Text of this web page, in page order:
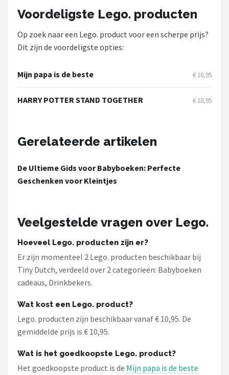
Stokke
Done by Deer
Funnies.
Voordeligste Lego. producten
Op zoek naar een Lego. product voor een scherpe prijs?
Dit zijn de voordeligste opties:
Mijn papa is de beste € 10,95
HARRY POTTER STAND TOGETHER € 10,95
Gerelateerde artikelen
De Ultieme Gids voor Babyboeken: Perfecte
Geschenken voor Kleintjes
Veelgestelde vragen over Lego.
Hoeveel Lego. producten zijn er?
Er zijn momenteel 2 Lego. producten beschikbaar bij
Tiny Dutch, verdeeld over 2 categorieën: Babyboeken
cadeaus, Drinkbekers.
Wat kost een Lego. product?
Lego. producten zijn beschikbaar vanaf € 10,95. De
gemiddelde prijs is € 10,95.
Wat is het goedkoopste Lego. product?
Het goedkoopste product is de Mijn papa is de beste